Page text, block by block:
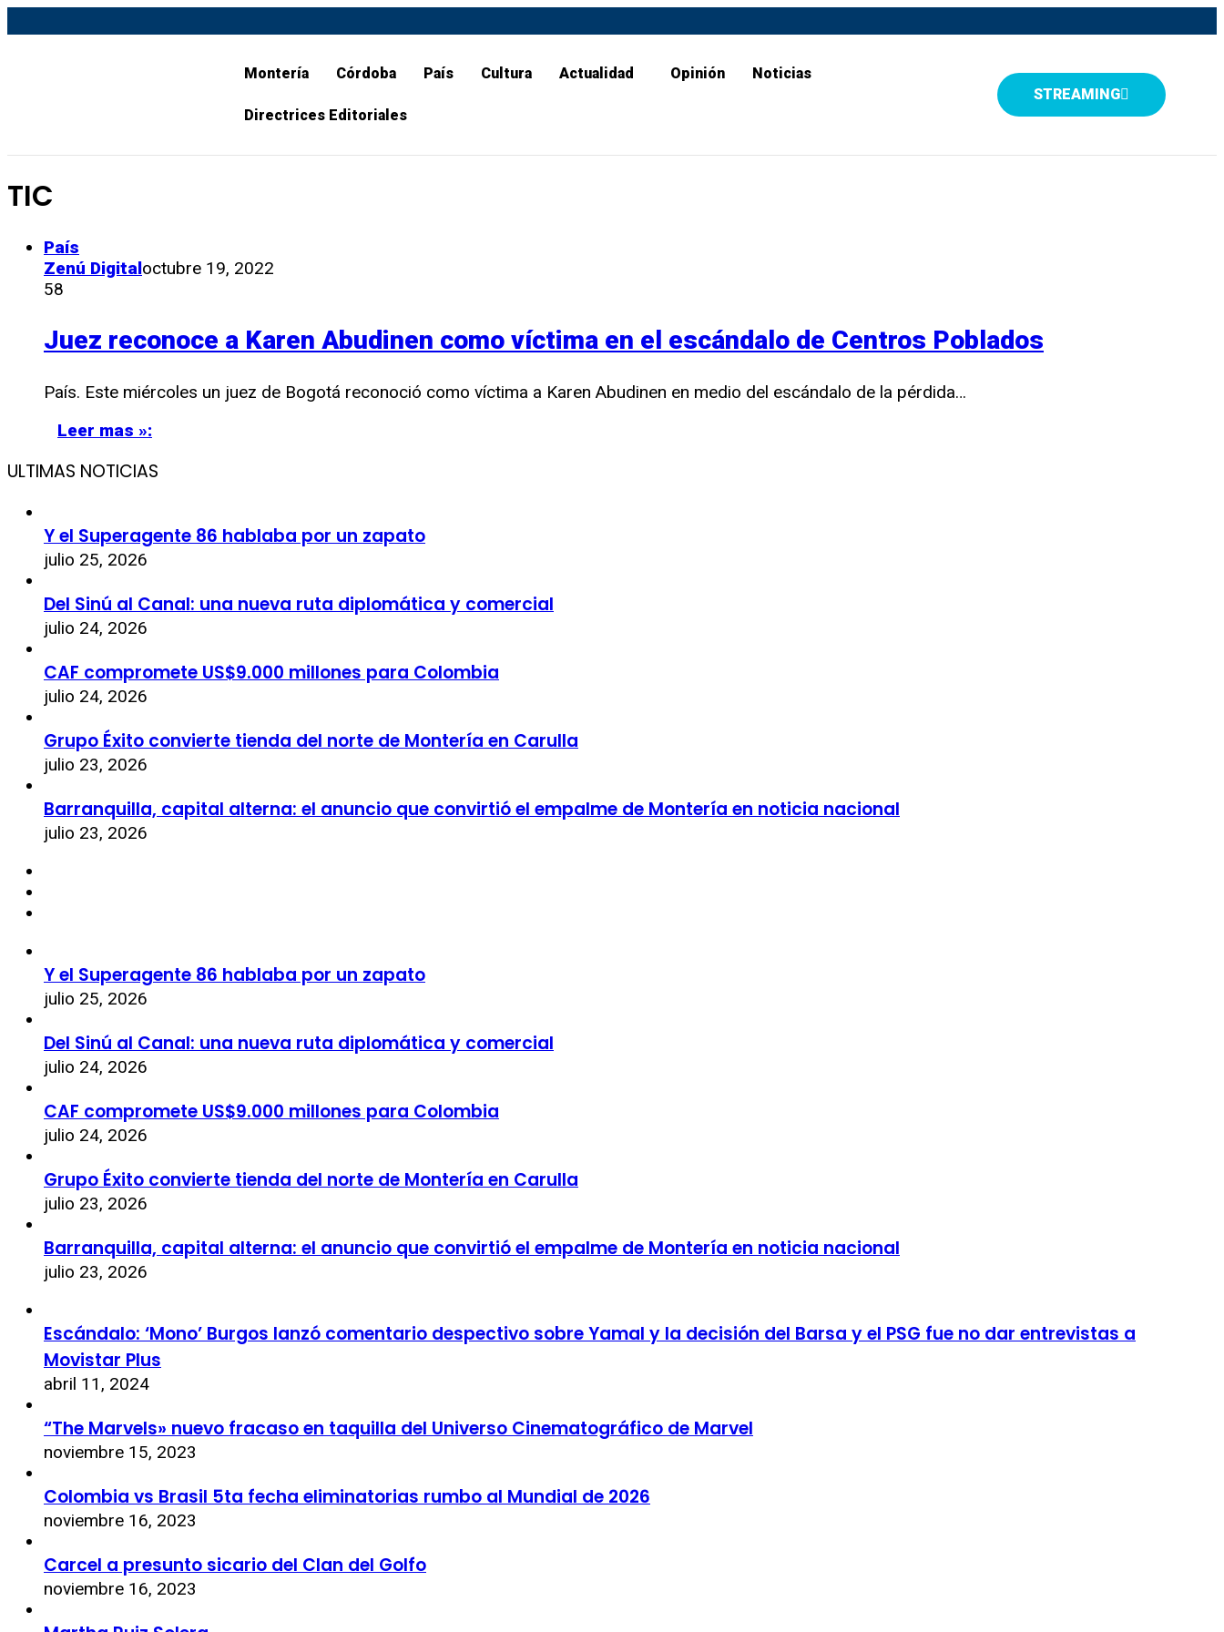
Montería Córdoba País Cultura Actualidad Opinión Noticias
Directrices Editoriales
STREAMING
TIC
País
Zenú Digitaloctubre 19, 2022
58
Juez reconoce a Karen Abudinen como víctima en el escándalo de Centros Poblados
País. Este miércoles un juez de Bogotá reconoció como víctima a Karen Abudinen en medio del escándalo de la pérdida…
Leer mas »:
ULTIMAS NOTICIAS
Y el Superagente 86 hablaba por un zapato
julio 25, 2026
Del Sinú al Canal: una nueva ruta diplomática y comercial
julio 24, 2026
CAF compromete US$9.000 millones para Colombia
julio 24, 2026
Grupo Éxito convierte tienda del norte de Montería en Carulla
julio 23, 2026
Barranquilla, capital alterna: el anuncio que convirtió el empalme de Montería en noticia nacional
julio 23, 2026
Y el Superagente 86 hablaba por un zapato
julio 25, 2026
Del Sinú al Canal: una nueva ruta diplomática y comercial
julio 24, 2026
CAF compromete US$9.000 millones para Colombia
julio 24, 2026
Grupo Éxito convierte tienda del norte de Montería en Carulla
julio 23, 2026
Barranquilla, capital alterna: el anuncio que convirtió el empalme de Montería en noticia nacional
julio 23, 2026
Escándalo: ‘Mono’ Burgos lanzó comentario despectivo sobre Yamal y la decisión del Barsa y el PSG fue no dar entrevistas a
Movistar Plus
abril 11, 2024
“The Marvels» nuevo fracaso en taquilla del Universo Cinematográfico de Marvel
noviembre 15, 2023
Colombia vs Brasil 5ta fecha eliminatorias rumbo al Mundial de 2026
noviembre 16, 2023
Carcel a presunto sicario del Clan del Golfo
noviembre 16, 2023